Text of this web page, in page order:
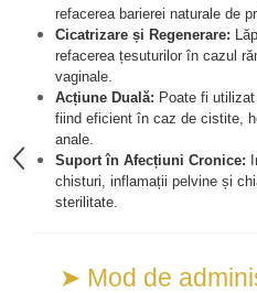
Cătină
Chlorella
Colina
Electroliti
Produse Apicole
Cacao
refacerea barierei naturale de
Cicatrizare și Regenerare:
refacerea țesuturilor în cazul
vaginale.
Acțiune Duală: Poate fi
fiind eficient în caz de cistite,
anale.
Suport în Afecțiuni Cronice:
chisturi, inflamații pelvine și
sterilitate.
➤ Mod de